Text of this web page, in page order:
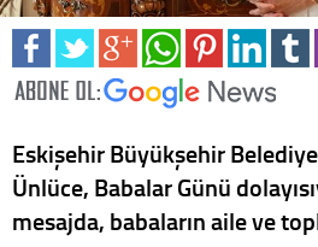
Eskişehir Büyükşehir
Ünlüce, Babalar Günü
mesajda, babaların aile ve